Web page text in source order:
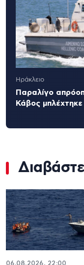
Ηράκλειο
Παραλίγο
Κάβος
06.08.2026, 22:00